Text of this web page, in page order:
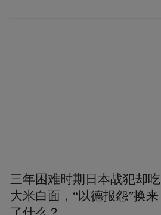
三年困难时期日本战犯却吃
大米白面，“以德报怨”换来